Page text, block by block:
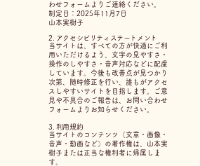
わせフォームよりご連絡ください。
制定日：2025年11月7日
山本実樹子
2. アクセシビリティステートメント
当サイトは、すべての方が快適にご利
用いただけるよう、文字の見やすさ・
操作のしやすさ・音声対応などに配慮
しています。今後も改善点が見つかり
次第、随時修正を行い、誰もがアクセ
スしやすいサイトを目指します。
ご意
見や不具合のご報告は、お問い合わせ
フォームよりお知らせください。
3. 利用規約
当サイトのコンテンツ（文章・画像・
音声・動画など）の著作権は、山本実
樹子または正当な権利者に帰属しま
す。